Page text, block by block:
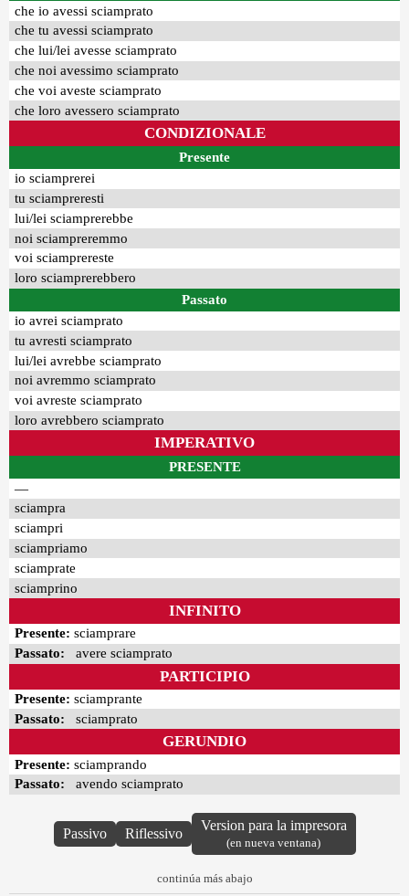
che io avessi sciamprato
che tu avessi sciamprato
che lui/lei avesse sciamprato
che noi avessimo sciamprato
che voi aveste sciamprato
che loro avessero sciamprato
CONDIZIONALE
Presente
io sciamprerei
tu sciampreresti
lui/lei sciamprerebbe
noi sciampreremmo
voi sciamprereste
loro sciamprerebbero
Passato
io avrei sciamprato
tu avresti sciamprato
lui/lei avrebbe sciamprato
noi avremmo sciamprato
voi avreste sciamprato
loro avrebbero sciamprato
IMPERATIVO
PRESENTE
—
sciampra
sciampri
sciampriamo
sciamprate
sciamprino
INFINITO
Presente: sciamprare
Passato: avere sciamprato
PARTICIPIO
Presente: sciamprante
Passato: sciamprato
GERUNDIO
Presente: sciamprando
Passato: avendo sciamprato
Passivo Riflessivo
Version para la impresora
(en nueva ventana)
continúa más abajo